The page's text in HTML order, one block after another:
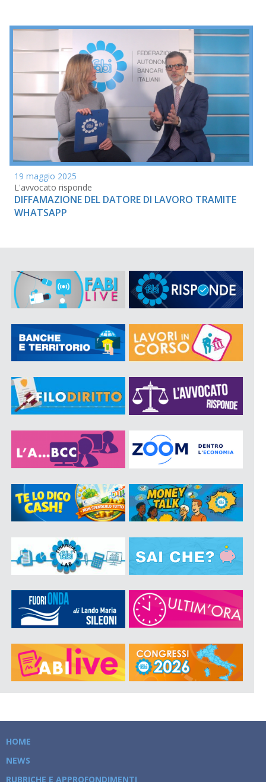
19 maggio 2025
L'avvocato risponde
DIFFAMAZIONE DEL DATORE DI LAVORO TRAMITE
WHATSAPP
HOME
NEWS
RUBRICHE E APPROFONDIMENTI